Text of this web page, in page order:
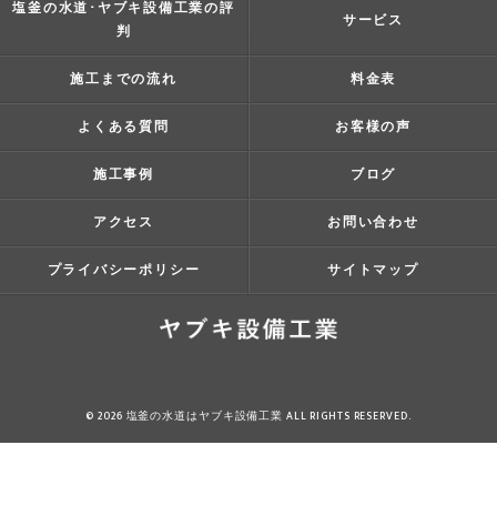
塩釜の水道･ヤブキ設備工業の評
判
サービス
施工までの流れ 料金表
よくある質問 お客様の声
施工事例 ブログ
アクセス お問い合わせ
プライバシーポリシー サイトマップ
© 2026 塩釜の水道はヤブキ設備工業 ALL RIGHTS RESERVED.